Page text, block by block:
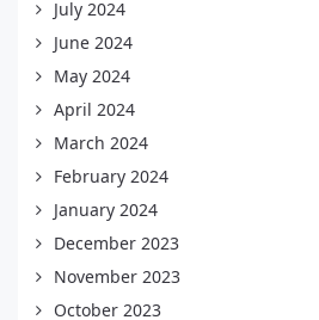
July 2024
June 2024
May 2024
April 2024
March 2024
February 2024
January 2024
December 2023
November 2023
October 2023